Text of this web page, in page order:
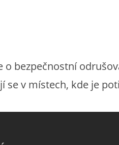
o bezpečnostní
se v místech, kde je